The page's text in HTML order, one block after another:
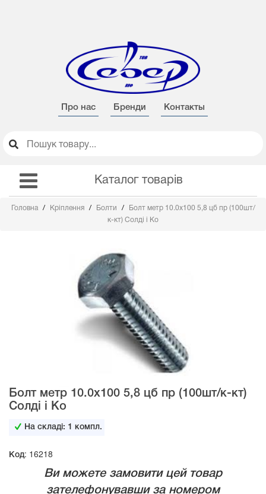
Про нас Бренди Контакты
Каталог товарів
Головна Кріплення Болти
Болт метр 10.0х100 5,8 цб пр (100шт/
к-кт) Солді і Ко
Болт метр 10.0х100 5,8 цб пр (100шт/к-кт)
Солді і Ко
На складі: 1 компл.
Код: 16218
Ви можете замовити цей товар
зателефонувавши за номером